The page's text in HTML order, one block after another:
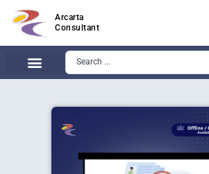
Arcarta
Consultant